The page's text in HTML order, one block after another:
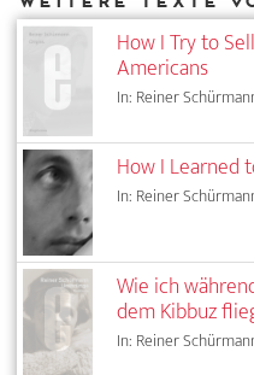
How I Try to
Americans
In: Reiner
How I Learned
In: Reiner
Wie ich
dem Kibbuz
In: Reiner